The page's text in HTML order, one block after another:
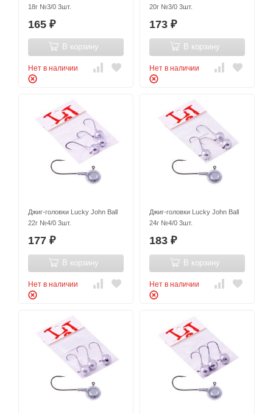
18г №3/0 3шт.
165 ₽
В корзину
Нет в наличии
20г №3/0 3шт.
173 ₽
В корзину
Нет в наличии
Джиг-головки Lucky John Ball
22г №4/0 3шт.
177 ₽
В корзину
Нет в наличии
Джиг-головки Lucky John Ball
24г №4/0 3шт.
183 ₽
В корзину
Нет в наличии